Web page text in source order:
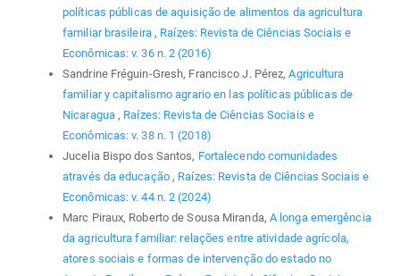
políticas públicas de aquisição de alimentos da agricultura
familiar brasileira , Raízes: Revista de Ciências Sociais e
Econômicas: v. 36 n. 2 (2016)
Sandrine Fréguin-Gresh, Francisco J. Pérez,Agricultura
familiar y capitalismo agrario en las políticas públicas de
Nicaragua , Raízes: Revista de Ciências Sociais e
Econômicas: v. 38 n. 1 (2018)
Jucelia Bispo dos Santos, Fortalecendo comunidades
através da educação , Raízes: Revista de Ciências Sociais e
Econômicas: v. 44 n. 2 (2024)
Marc Piraux, Roberto de Sousa Miranda, A longa emergência
da agricultura familiar: relações entre atividade agrícola,
atores sociais e formas de intervenção do estado no